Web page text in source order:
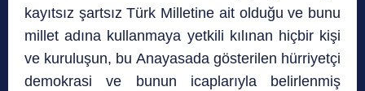
kayıtsız şartsız Türk Milletine ait olduğu ve bunu
millet adına kullanmaya yetkili kılınan hiçbir kişi
ve kuruluşun, bu Anayasada gösterilen hürriyetçi
demokrasi ve bunun icaplarıyla belirlenmiş